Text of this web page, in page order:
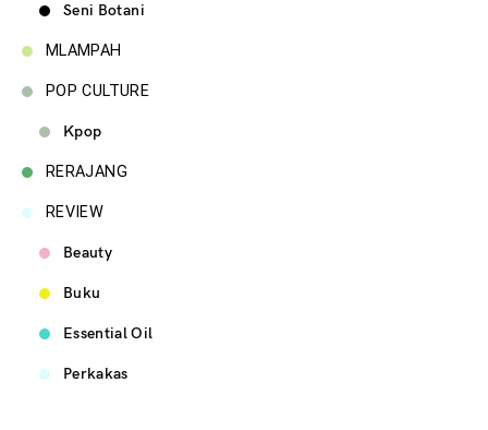
Seni Botani
MLAMPAH
POP CULTURE
Kpop
RERAJANG
REVIEW
Beauty
Buku
Essential Oil
Perkakas